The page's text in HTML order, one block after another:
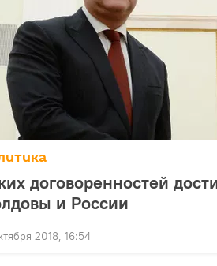
договоренностей
и России
2018, 16:54